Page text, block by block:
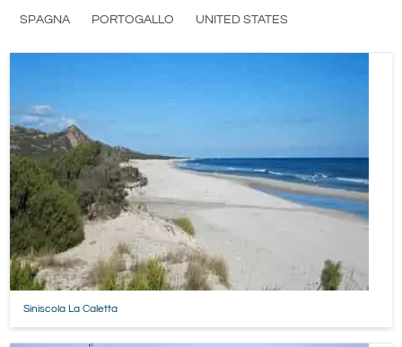
SPAGNA PORTOGALLO UNITED STATES
Siniscola La Caletta